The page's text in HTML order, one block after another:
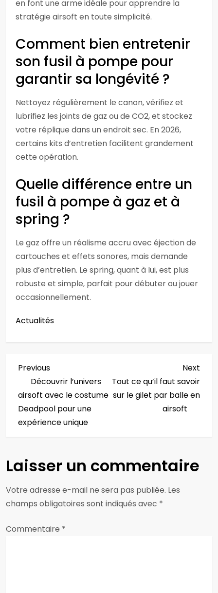
en font une arme idéale pour apprendre la
stratégie airsoft en toute simplicité.
Comment bien entretenir
son fusil à pompe pour
garantir sa longévité ?
Nettoyez régulièrement le canon, vérifiez et
lubrifiez les joints de gaz ou de CO2, et stockez
votre réplique dans un endroit sec. En 2026,
certains kits d’entretien facilitent grandement
cette opération.
Quelle différence entre un
fusil à pompe à gaz et à
spring ?
Le gaz offre un réalisme accru avec éjection de
cartouches et effets sonores, mais demande
plus d’entretien. Le spring, quant à lui, est plus
robuste et simple, parfait pour débuter ou jouer
occasionnellement.
Actualités
N
a
v
g
a
t
i
Previous
Post
Previous
Découvrir l’univers
airsoft avec le costume
Deadpool pour une
expérience unique
Post
Next
Tout ce qu’il faut savoir
sur le gilet par balle en
airsoft
Laisser un commentaire
Votre adresse e-mail ne sera pas publiée. Les
champs obligatoires sont indiqués avec *
Commentaire *